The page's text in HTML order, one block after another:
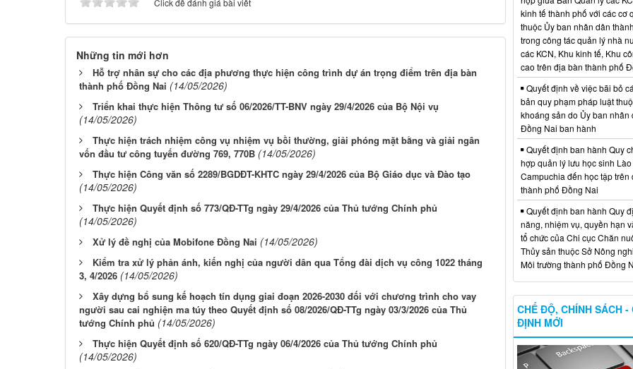
Những tin mới hơn
Hỗ trợ nhân sự cho các địa phương thực hiện công trình dự án trọng điểm trên địa bàn
thành phố Đồng Nai (14/05/2026)
Triển khai thực hiện Thông tư số 06/2026/TT-BNV ngày 29/4/2026 của Bộ Nội vụ
(14/05/2026)
Thực hiện trách nhiệm công vụ nhiệm vụ bồi thường, giải phóng mặt bằng và giải ngân
vốn đầu tư công tuyến đường 769, 770B (14/05/2026)
Thực hiện Công văn số 2289/BGDĐT-KHTC ngày 29/4/2026 của Bộ Giáo dục và Đào tạo
(14/05/2026)
Thực hiện Quyết định số 773/QĐ-TTg ngày 29/4/2026 của Thủ tướng Chính phủ
(14/05/2026)
Xử lý đề nghị của Mobifone Đồng Nai (14/05/2026)
Kiểm tra xử lý phản ánh, kiến nghị của người dân qua Tổng đài dịch vụ công 1022 tháng
3, 4/2026 (14/05/2026)
Xây dựng bổ sung kế hoạch tín dụng giai đoạn 2026-2030 đối với chương trình cho vay
người sau cai nghiện ma túy theo Quyết định số 08/2026/QĐ-TTg ngày 03/3/2026 của Thủ
tướng Chính phủ (14/05/2026)
Thực hiện Quyết định số 620/QĐ-TTg ngày 06/4/2026 của Thủ tướng Chính phủ
(14/05/2026)
kinh tế thành phố với các cơ
thuộc Ủy ban nhân dân
trong công tác quản lý nhà
các KCN, Khu kinh tế, Khu
cao trên địa bàn thành phố
Quyết định về việc bãi bỏ
bản quy phạm pháp luật
khoáng sản do Ủy ban nhân
Đồng Nai ban hành
Quyết định ban hành Quy
hợp quản lý lưu học sinh Lào
Campuchia đến học tập trên
thành phố Đồng Nai
Quyết định ban hành Quy
năng, nhiệm vụ, quyền hạn
tổ chức của Chi cục Chăn
Thủy sản thuộc Sở Nông
Môi trường thành phố Đồng
CHẾ ĐỘ, CHÍNH SÁCH -
ĐỊNH MỚI